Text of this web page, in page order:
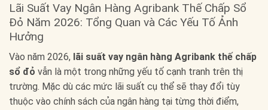
Lãi Suất Vay Ngân Hàng Agribank Thế Chấp Sổ
Đỏ Năm 2026: Tổng Quan và Các Yếu Tố Ảnh
Hưởng
Vào năm 2026, lãi suất vay ngân hàng Agribank thế chấp
sổ đỏ vẫn là một trong những yếu tố cạnh tranh trên thị
trường. Mặc dù các mức lãi suất cụ thể sẽ thay đổi tùy
thuộc vào chính sách của ngân hàng tại từng thời điểm,